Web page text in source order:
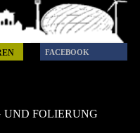
FACEBOOK
UND FOLIERUNG